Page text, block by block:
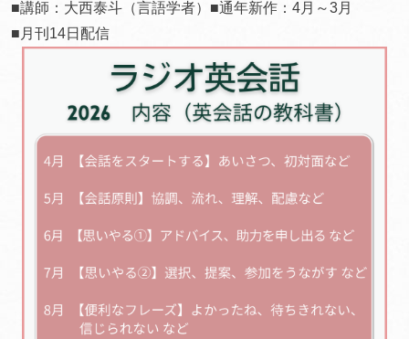
■講師：大西泰斗（言語学者）■通年新作：4月～3月
■月刊14日配信